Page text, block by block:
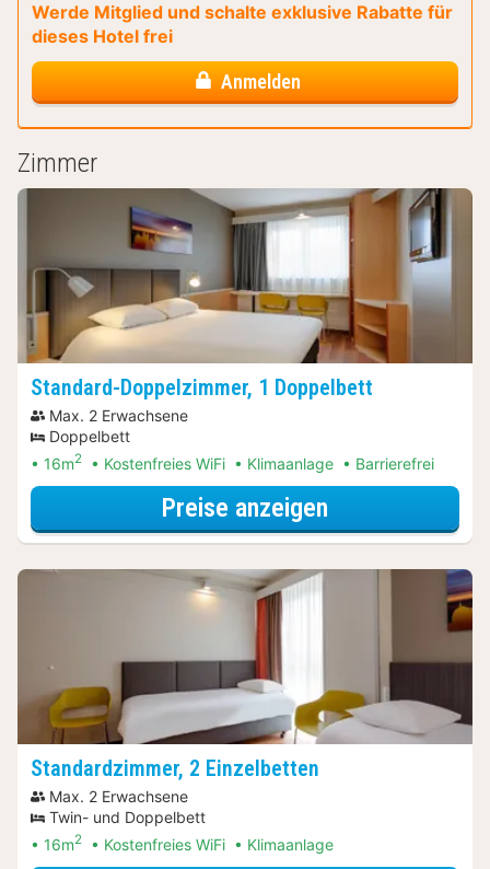
Werde Mitglied und schalte exklusive Rabatte für
dieses Hotel frei
Anmelden
Zimmer
Standard-Doppelzimmer, 1 Doppelbett
Max. 2 Erwachsene
Doppelbett
16m2 Kostenfreies WiFi Klimaanlage Barrierefrei
Preise anzeigen
Standardzimmer, 2 Einzelbetten
Max. 2 Erwachsene
Twin- und Doppelbett
16m2 Kostenfreies WiFi Klimaanlage